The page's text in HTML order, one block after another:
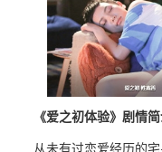
《爱之初体验》剧情
从未有过恋爱经历的